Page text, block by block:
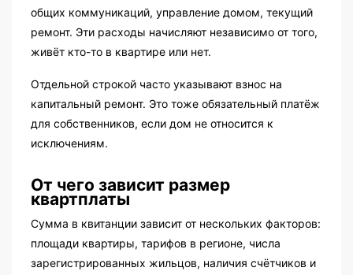
общих коммуникаций, управление домом, текущий
ремонт. Эти расходы начисляют независимо от того,
живёт кто-то в квартире или нет.
Отдельной строкой часто указывают взнос на
капитальный ремонт. Это тоже обязательный платёж
для собственников, если дом не относится к
исключениям.
От чего зависит размер
квартплаты
Сумма в квитанции зависит от нескольких факторов:
площади квартиры, тарифов в регионе, числа
зарегистрированных жильцов, наличия счётчиков и